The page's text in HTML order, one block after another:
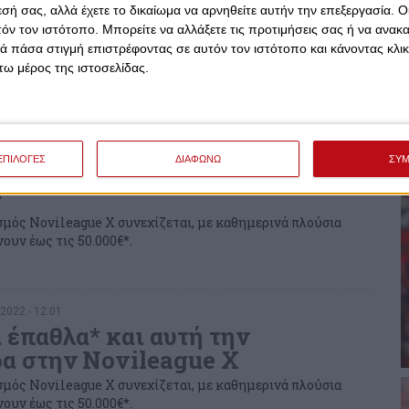
σας, αλλά έχετε το δικαίωμα να αρνηθείτε αυτήν την επεξεργασία.
τον ιστότοπο. Μπορείτε να αλλάξετε τις προτιμήσεις σας ή να
στιγμή επιστρέφοντας σε αυτόν τον ιστότοπο και κάνοντας
μέρος της ιστοσελίδας.
ΔΙΑΦΩΝΩ
Novileague X με έπαθλο
Novileague X συνεχίζεται, με καθημερινά πλούσια
έως τις 50.000€*.
κρίνει πολλά, με έπαθλο
Novileague X συνεχίζεται, με καθημερινά πλούσια
έως τις 50.000€*.
- 12:01
και αυτή την
στην Novileague X
Novileague X συνεχίζεται, με καθημερινά πλούσια
έως τις 50.000€*.